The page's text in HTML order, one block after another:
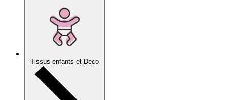
Tissus enfants et Deco